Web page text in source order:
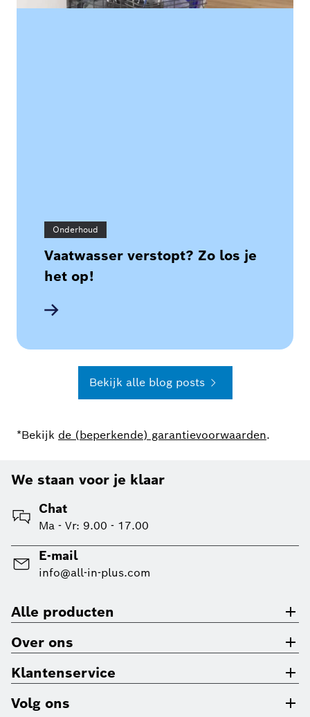
Onderhoud
Vaatwasser verstopt? Zo los je
het op!
Bekijk alle blog posts
*Bekijk de (beperkende) garantievoorwaarden.
We staan voor je klaar
Chat
Ma - Vr: 9.00 - 17.00
E-mail
info@all-in-plus.com
Alle producten
Over ons
Klantenservice
Volg ons